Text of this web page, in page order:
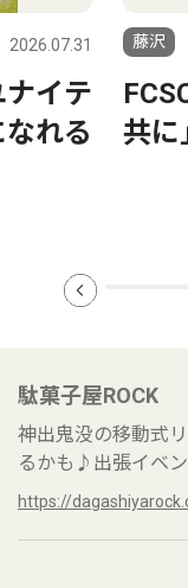
2026.07.31
イテ
れる
藤沢
共に
駄菓子屋ROCK
神出鬼没の移動式
るかも♪出張イベ
https://